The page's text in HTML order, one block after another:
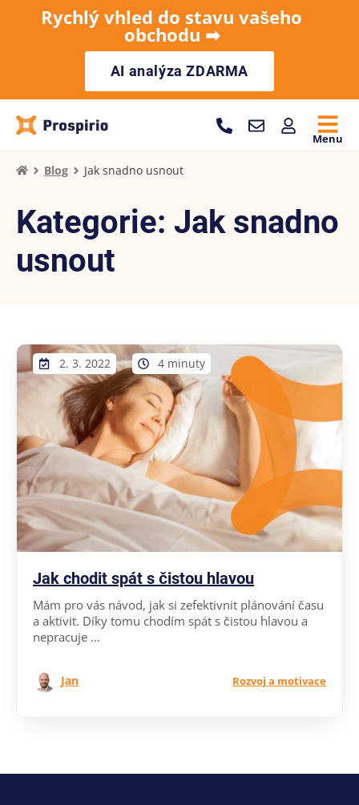
Rychlý vhled do stavu vašeho
obchodu ➡︎
AI analýza ZDARMA
Menu
Blog Jak snadno usnout
Kategorie: Jak snadno
usnout
2. 3. 2022 4 minuty
Jak chodit spát s čistou hlavou
Mám pro vás návod, jak si zefektivnit plánování času
a aktivit. Díky tomu chodím spát s čistou hlavou a
nepracuje ...
Jan Rozvoj a motivace